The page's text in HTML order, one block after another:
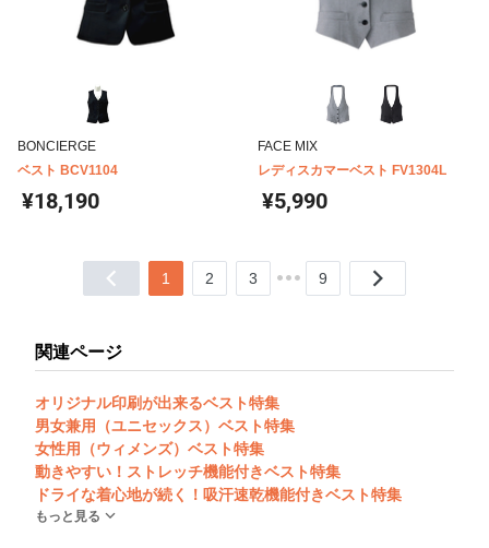
BONCIERGE
ベスト BCV1104
¥18,190
FACE MIX
レディスカマーベスト FV1304L
¥5,990
1 2 3 9
関連ページ
オリジナル印刷が出来るベスト特集
男女兼用（ユニセックス）ベスト特集
女性用（ウィメンズ）ベスト特集
動きやすい！ストレッチ機能付きベスト特集
ドライな着心地が続く！吸汗速乾機能付きベスト特集
もっと見る